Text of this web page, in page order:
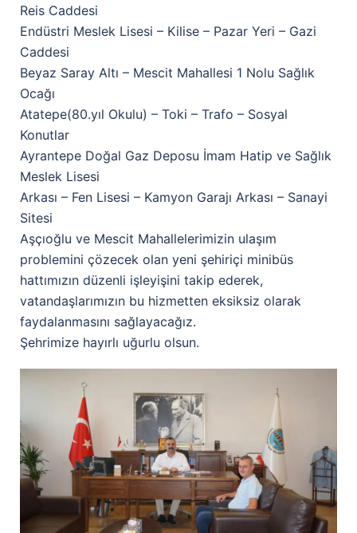
Reis Caddesi
Endüstri Meslek Lisesi – Kilise – Pazar Yeri – Gazi
Caddesi
Beyaz Saray Altı – Mescit Mahallesi 1 Nolu Sağlık
Ocağı
Atatepe(80.yıl Okulu) – Toki – Trafo – Sosyal
Konutlar
Ayrantepe Doğal Gaz Deposu İmam Hatip ve Sağlık
Meslek Lisesi
Arkası – Fen Lisesi – Kamyon Garajı Arkası – Sanayi
Sitesi
Aşçıoğlu ve Mescit Mahallelerimizin ulaşım
problemini çözecek olan yeni şehiriçi minibüs
hattımızın düzenli işleyişini takip ederek,
vatandaşlarımızın bu hizmetten eksiksiz olarak
faydalanmasını sağlayacağız.
Şehrimize hayırlı uğurlu olsun.